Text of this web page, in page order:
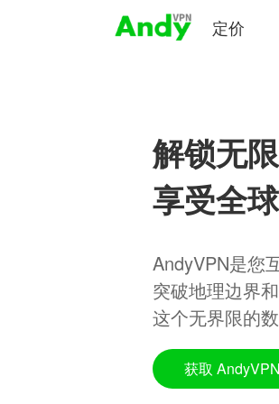
定价
解锁无
享受全
AndyVPN是您
突破地理边界
这个无界限的
获取 AndyVPN